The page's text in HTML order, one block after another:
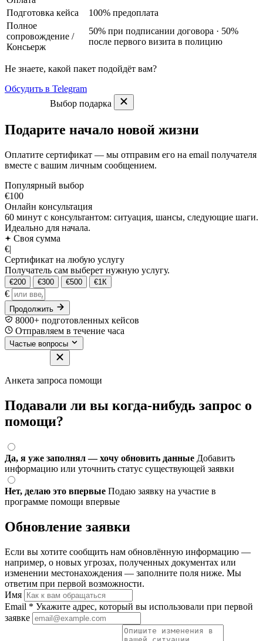
Подготовка кейса
100% предоплата
Полное
сопровождение /
Консьерж
50% при подписании договора · 50%
после первого визита в полицию
Не знаете, какой пакет подойдёт вам?
Обсудить в Telegram
Выбор подарка
Подарите начало новой жизни
Оплатите сертификат — мы отправим его на email получателя
вместе с вашим личным сообщением.
Популярный выбор
€100
Онлайн консультация
60 минут с консультантом: ситуация, шансы, следующие шаги.
Идеально для начала.
Своя сумма
€|
Сертификат на любую услугу
Получатель сам выберет нужную услугу.
€200 €300 €500 €1К
€
Продолжить
8000+ подготовленных кейсов
Отправляем в течение часа
Частые вопросы
Анкета запроса помощи
Подавали ли вы когда-нибудь запрос о
помощи?
Да, я уже заполнял — хочу обновить данные Добавить
информацию или уточнить статус существующей заявки
Нет, делаю это впервые Подаю заявку на участие в
программе помощи впервые
Обновление заявки
Если вы хотите сообщить нам обновлённую информацию —
например, о новых угрозах, полученных документах или
изменении местонахождения — заполните поля ниже. Мы
ответим при первой возможности.
Имя
Email * Укажите адрес, который вы использовали при первой
заявке